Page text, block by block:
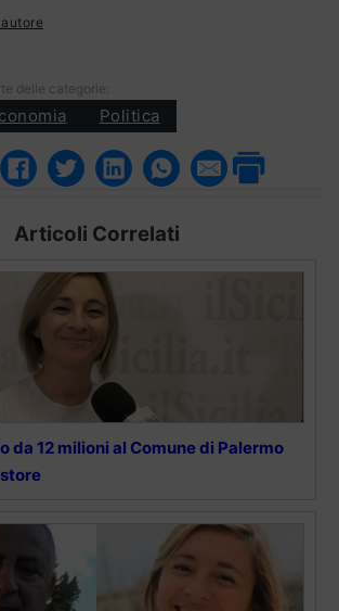
delle categorie:
Politica
Articoli Correlati
da 12 milioni al Comune di Palermo